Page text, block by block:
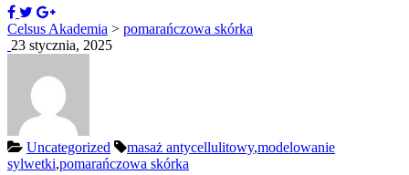
Celsus Akademia > pomarańczowa skórka
23 stycznia, 2025
Uncategorized masaż antycellulitowy,modelowanie
sylwetki,pomarańczowa skórka